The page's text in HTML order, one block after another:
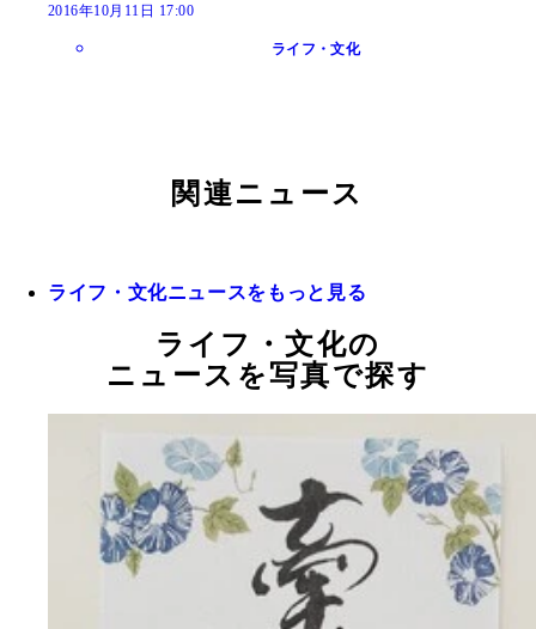
2016年10月11日 17:00
ライフ・文化
関連ニュース
ライフ・文化ニュースをもっと見る
ライフ・文化の
ニュースを写真で探す